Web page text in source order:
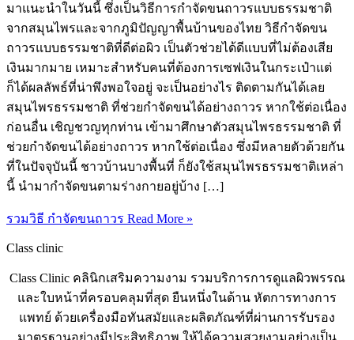
มาแนะนำในวันนี้ ซึ่งเป็นวิธีการกำจัดขนถาวรแบบธรรมชาติ
จากสมุนไพรและจากภูมิปัญญาพื้นบ้านของไทย วิธีกําจัดขน
ถาวรแบบธรรมชาติที่ดีต่อผิว เป็นตัวช่วยได้ดีแบบที่ไม่ต้องเสีย
เงินมากมาย เหมาะสำหรับคนที่ต้องการเซฟเงินในกระเป๋าแต่
ก็ได้ผลลัพธ์ที่น่าพึงพอใจอยู่ จะเป็นอย่างไร ติดตามกันได้เลย
สมุนไพรธรรมชาติ ที่ช่วยกำจัดขนได้อย่างถาวร หากใช้ต่อเนื่อง
ก่อนอื่น เชิญชวญทุกท่าน เข้ามาศึกษาตัวสมุนไพรธรรมชาติ ที่
ช่วยกำจัดขนได้อย่างถาวร หากใช้ต่อเนื่อง ซึ่งมีหลายตัวด้วยกัน
ที่ในปัจจุบันนี้ ชาวบ้านบางพื้นที่ ก็ยังใช้สมุนไพรธรรมชาติเหล่า
นี้ นำมากำจัดขนตามร่างกายอยู่บ้าง […]
รวมวิธี กําจัดขนถาวร Read More »
Class clinic
Class Clinic คลินิกเสริมความงาม รวมบริการการดูแลผิวพรรณ
และใบหน้าที่ครอบคลุมที่สุด ยืนหนึ่งในด้าน หัตการทางการ
แพทย์ ด้วยเครื่องมือทันสมัยและผลิตภัณฑ์ที่ผ่านการรับรอง
มาตรฐานอย่างมีประสิทธิภาพ ให้ได้ความสวยงามอย่างเป็น